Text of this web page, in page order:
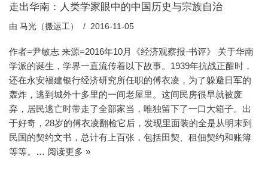
走出华南：人类学家眼中的中国历史与宗族自治
由 马光（搬运工） 2016-11-05
作者=尹敏志 来源=2016年10月《经济观察报·书评》 关于华南
学派的诞生，学界一直流传着以下故事。1939年抗战正酣时，
还在永安福建银行经济研究所任职的傅衣凌，为了躲避日军的
轰炸，逃到城外十多里的一间老屋里。这间民房很早就被废
弃，居民逃亡时带走了全部家当，唯独留下了一口大箱子。出
于好奇，28岁的傅衣凌翻检它后，发现里面装的全是从明末到
民国的契约文书，总计有上百张，包括田契、租佃契约和账簿
等等。… 阅读更多 »